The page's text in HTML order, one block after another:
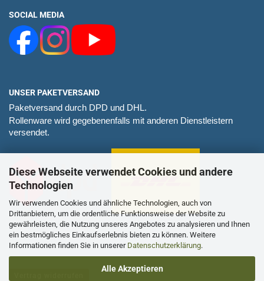
Diese Webseite verwendet Cookies und andere
Technologien
Wir verwenden Cookies und ähnliche Technologien, auch von
Drittanbietern, um die ordentliche Funktionsweise der Website zu
gewährleisten, die Nutzung unseres Angebotes zu analysieren und Ihnen
ein bestmögliches Einkaufserlebnis bieten zu können. Weitere
Informationen finden Sie in unserer Datenschutzerklärung.
Alle Akzeptieren
SOCIAL MEDIA
UNSER PAKETVERSAND
Paketversand durch DPD und DHL.
Rollenware wird gegebenenfalls mit anderen Dienstleistern
versendet.